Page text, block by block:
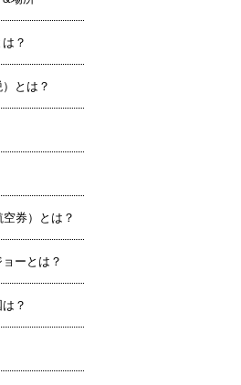
？
とは？
券）とは？
ーとは？
？